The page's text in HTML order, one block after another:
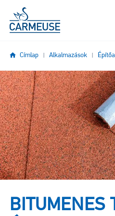
Ugrás a tartalomra
Címlap Alkalmazások
BITUMENES
Kép